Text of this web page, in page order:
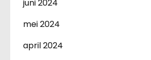
juni 2024
mei 2024
april 2024